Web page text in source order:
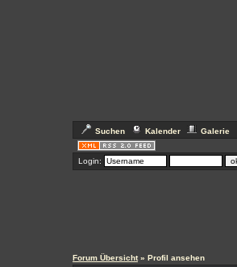
Suchen Kalender Galerie
Login:
Forum Übersicht» Profil ansehen